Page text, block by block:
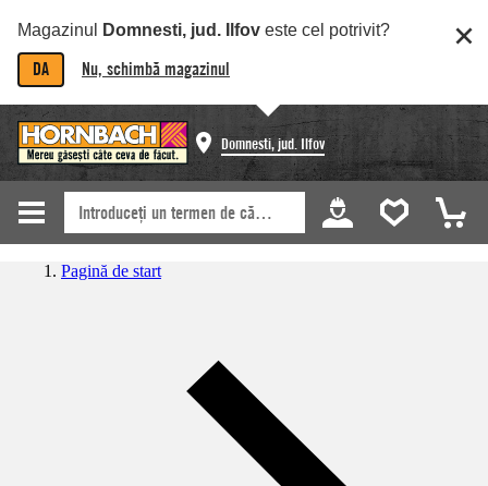
Magazinul Domnesti, jud. Ilfov este cel potrivit?
DA Nu, schimbă magazinul
Domnesti, jud. Ilfov
Pagină de start